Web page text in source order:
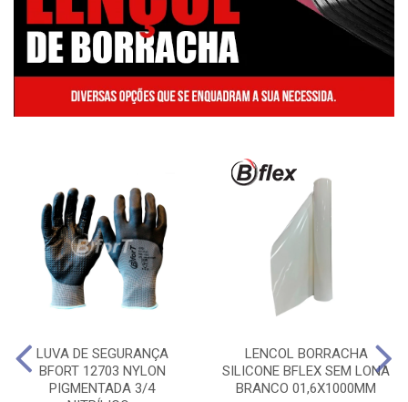
LUVA DE SEGURANÇA
BFORT 12703 NYLON
PIGMENTADA 3/4
LENCOL BORRACHA
SILICONE BFLEX SEM LONA
BRANCO 01,6X1000MM